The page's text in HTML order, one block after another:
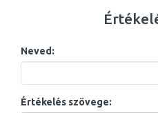
Neved:
Értékelés szövege: